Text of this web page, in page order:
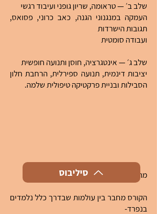
שלב ב׳ — טראומה, שריון גופני ועיבוד רגשי
העמקה במנגנוני הגנה, כאב כרוני, פסואס,
תגובות הישרדות
ועבודה סומטית
שלב ג׳ — אינטגרציה, חוסן ותנועה חופשית
יציבות דינמית, תנועה ספירלית, הרחבת חלון
הסבילות ובניית פרקטיקה טיפולית שלמה.
מה מיוחד בגישה-
הקורס מחבר בין עולמות שבדרך כלל נלמדים
בנפרד-
סיליבוס